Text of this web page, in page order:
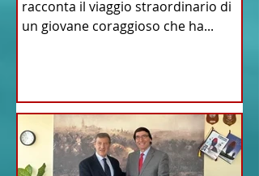
racconta il viaggio straordinario di
un giovane coraggioso che ha...